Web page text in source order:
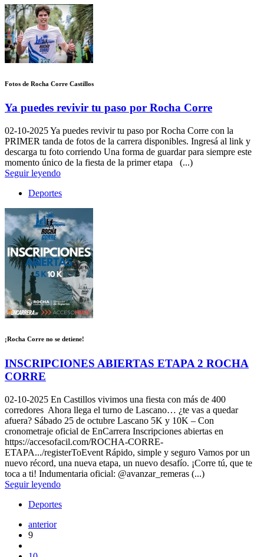
Fotos de Rocha Corre Castillos
Ya puedes revivir tu paso por Rocha Corre
02-10-2025Ya puedes revivir tu paso por Rocha Corre con la
PRIMER tanda de fotos de la carrera disponibles. Ingresá al link y
descarga tu foto corriendo Una forma de guardar para siempre este
momento único de la fiesta de la primer etapa (...)
Seguir leyendo
Deportes
¡Rocha Corre no se detiene!
INSCRIPCIONES ABIERTAS ETAPA 2 ROCHA
CORRE
02-10-2025 En Castillos vivimos una fiesta con más de 400
corredores Ahora llega el turno de Lascano… ¿te vas a quedar
afuera? Sábado 25 de octubre Lascano 5K y 10K – Con
cronometraje oficial de EnCarrera Inscripciones abiertas en
https://accesofacil.com/ROCHA-CORRE-
ETAPA.../registerToEvent Rápido, simple y seguro Vamos por un
nuevo récord, una nueva etapa, un nuevo desafío. ¡Corre tú, que te
toca a ti! Indumentaria oficial: @avanzar_remeras (...)
Seguir leyendo
Deportes
anterior
9